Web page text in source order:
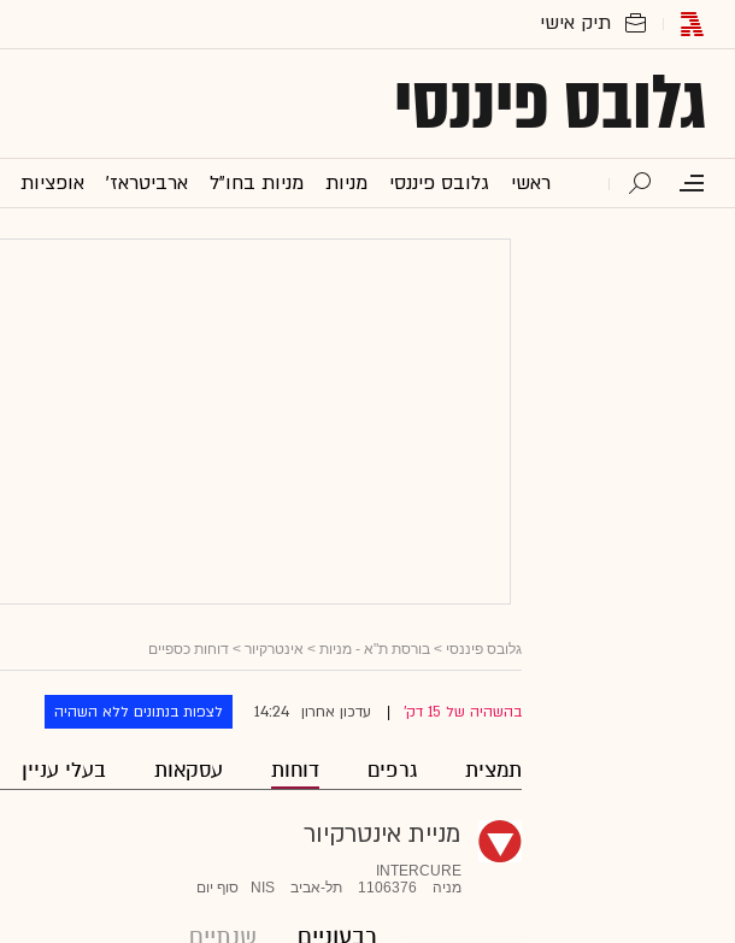
גלובס פיננסי
ראשי גלובס פיננסי מניות מניות בחו"ל ארביטראז' אופציות
גלובס פיננסי > בורסת ת"א - מניות > אינטרקיור > דוחות כספיים
בהשהיה של 15 דק' עדכון אחרון 14:24 לצפות בנתונים ללא השהיה
תמצית גרפים דוחות עסקאות בעלי עניין
מניית אינטרקיור
INTERCURE
מניה
1106376 תל-אביב NIS סוף יום
רבעוניים שנתיים